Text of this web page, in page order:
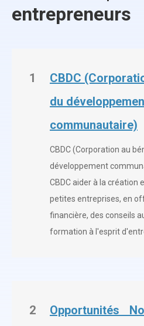
entrepreneurs
1
CBDC
du
communautaire)
CBDC (Corporation au
développement
CBDC aider à la création
petites entreprises, en
financière, des conseils
formation à l'esprit
2
Opportunités